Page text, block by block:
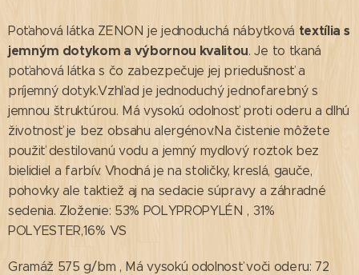
Poťahová látka ZENON je jednoduchá nábytková textília s
jemným dotykom a výbornou kvalitou. Je to tkaná
poťahová látka s čo zabezpečuje jej priedušnosť a
príjemný dotyk.Vzhľad je jednoduchý jednofarebný s
jemnou štruktúrou. Má vysokú odolnosť proti oderu a dlhú
životnosť je bez obsahu alergénov.Na čistenie môžete
použiť destilovanú vodu a jemný mydlový roztok bez
bielidiel a farbív. Vhodná je na stoličky, kreslá, gauče,
pohovky ale taktiež aj na sedacie súpravy a záhradné
sedenia. Zloženie: 53% POLYPROPYLÉN , 31%
POLYESTER,16% VS
Gramáž 575 g/bm , Má vysokú odolnosť voči oderu: 72